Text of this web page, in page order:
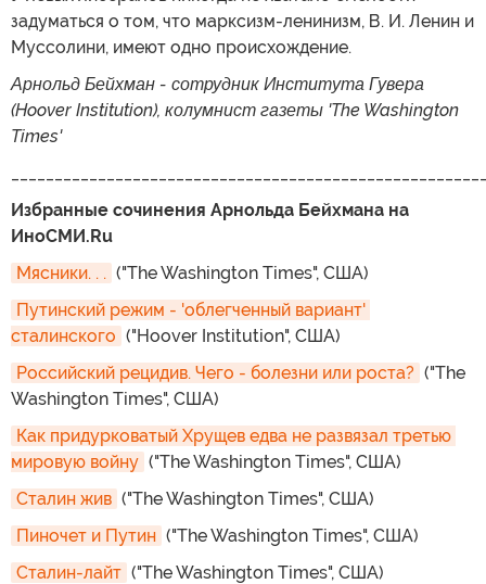
задуматься о том, что марксизм-ленинизм, В. И. Ленин и
Муссолини, имеют одно происхождение.
Арнольд Бейхман - сотрудник Института Гувера
(Hoover Institution), колумнист газеты 'The Washington
Times'
Избранные сочинения Арнольда Бейхмана на
ИноСМИ.Ru
Мясники. . . ("The Washington Times", США)
Путинский режим - 'облегченный вариант'
сталинского ("Hoover Institution", США)
Российский рецидив. Чего - болезни или роста? ("The
Washington Times", США)
Как придурковатый Хрущев едва не развязал третью
мировую войну ("The Washington Times", США)
Сталин жив ("The Washington Times", США)
Пиночет и Путин ("The Washington Times", США)
Сталин-лайт ("The Washington Times", США)